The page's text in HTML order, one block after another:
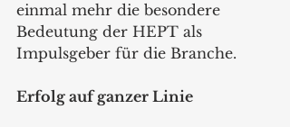
einmal mehr die besondere
Bedeutung der HEPT als
Impulsgeber für die Branche.
Erfolg auf ganzer Linie